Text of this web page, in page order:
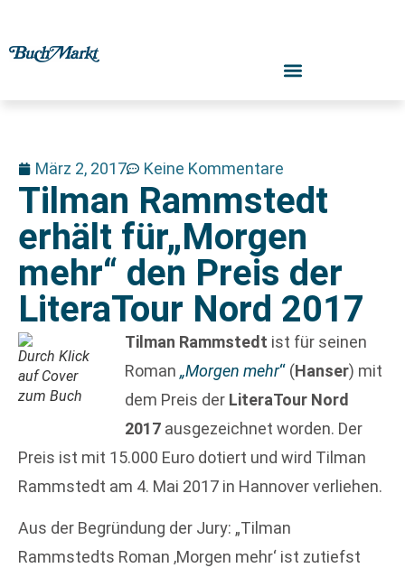
März 2, 2017 Keine Kommentare
Tilman Rammstedt
erhält für„Morgen
mehr“ den Preis der
LiteraTour Nord 2017
Durch Klick
auf Cover
zum Buch
Tilman Rammstedt ist für seinen
Roman „Morgen mehr“ (Hanser) mit
dem Preis der LiteraTour Nord
2017 ausgezeichnet worden. Der
Preis ist mit 15.000 Euro dotiert und wird Tilman
Rammstedt am 4. Mai 2017 in Hannover verliehen.
Aus der Begründung der Jury: „Tilman
Rammstedts Roman ‚Morgen mehr‘ ist zutiefst